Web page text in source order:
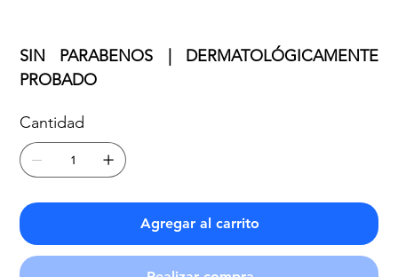
SIN PARABENOS | DERMATOLÓGICAMENTE
PROBADO
Cantidad
Agregar al carrito